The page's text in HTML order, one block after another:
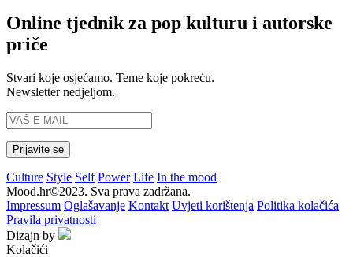
Online tjednik za pop kulturu i autorske
priče
Stvari koje osjećamo. Teme koje pokreću.
Newsletter nedjeljom.
Culture Style Self Power Life In the mood
Mood.hr©2023. Sva prava zadržana.
Impressum Oglašavanje Kontakt Uvjeti korištenja Politika kolačića
Pravila privatnosti
Dizajn by
Kolačići